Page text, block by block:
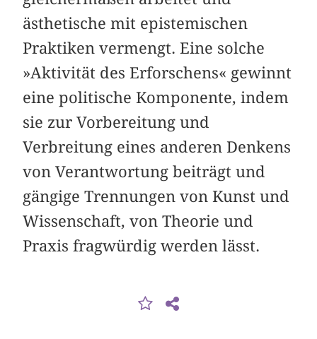
ästhetische mit epistemischen
Praktiken vermengt. Eine solche
»Aktivität des Erforschens« gewinnt
eine politische Komponente, indem
sie zur Vorbereitung und
Verbreitung eines anderen Denkens
von Verantwortung beiträgt und
gängige Trennungen von Kunst und
Wissenschaft, von Theorie und
Praxis fragwürdig werden lässt.